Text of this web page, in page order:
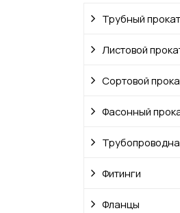
Трубный прокат
Листовой
Сортовой
Фасонный
Фитинги
Фланцы